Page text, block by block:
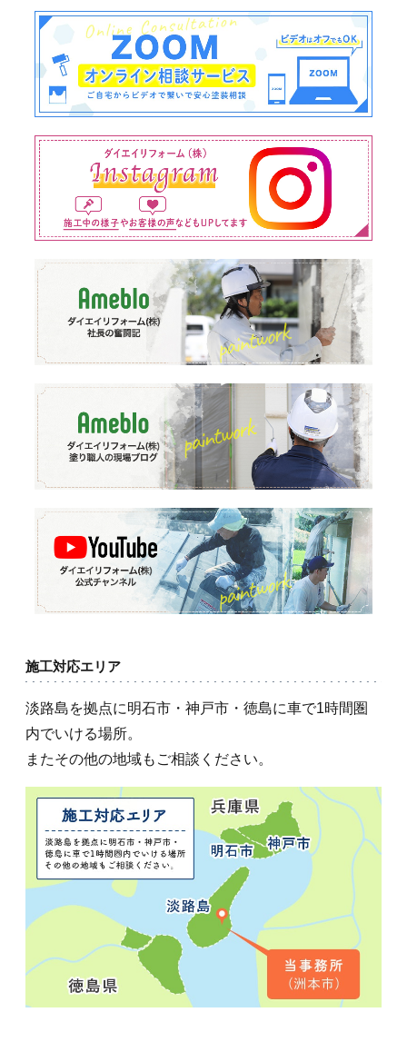
施工対応エリア
淡路島を拠点に明石市・神戸市・徳島に車で1時間圏
内でいける場所。
またその他の地域もご相談ください。